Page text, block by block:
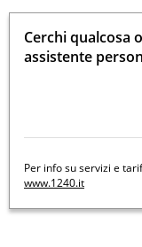
Cerchi qualcosa
assistente
Per info su servizi e
www.1240.it